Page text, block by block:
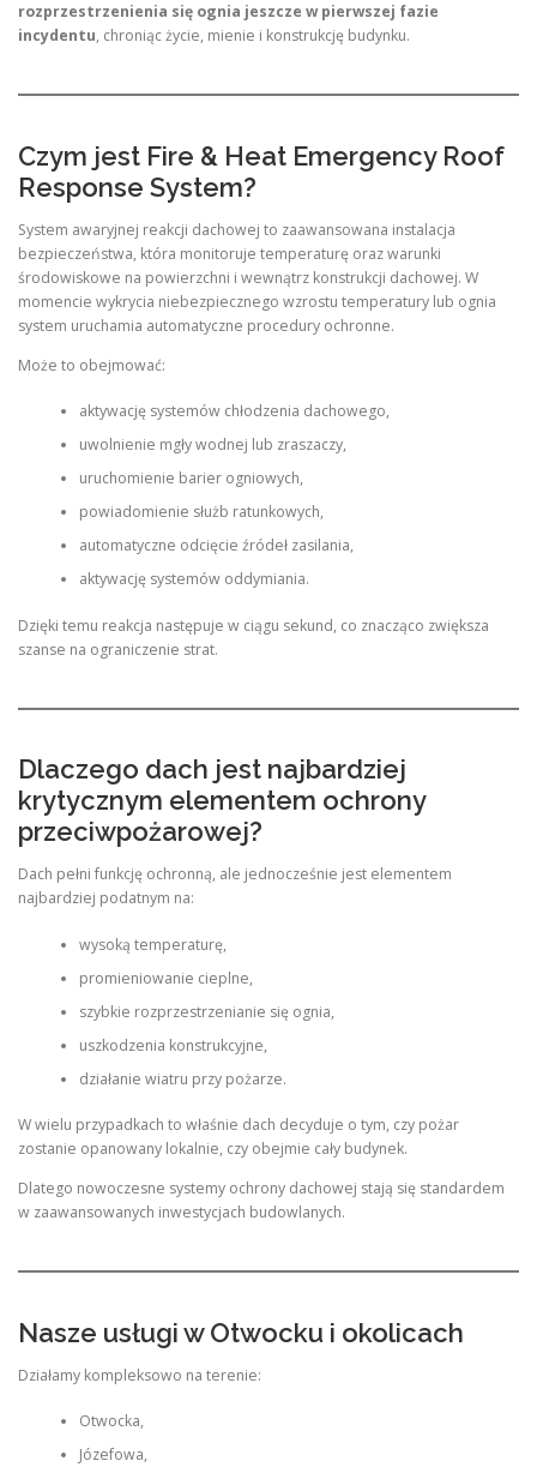
rozprzestrzenienia się ognia jeszcze w pierwszej fazie
incydentu, chroniąc życie, mienie i konstrukcję budynku.
Czym jest Fire & Heat Emergency Roof
Response System?
System awaryjnej reakcji dachowej to zaawansowana instalacja
bezpieczeństwa, która monitoruje temperaturę oraz warunki
środowiskowe na powierzchni i wewnątrz konstrukcji dachowej. W
momencie wykrycia niebezpiecznego wzrostu temperatury lub ognia
system uruchamia automatyczne procedury ochronne.
Może to obejmować:
aktywację systemów chłodzenia dachowego,
uwolnienie mgły wodnej lub zraszaczy,
uruchomienie barier ogniowych,
powiadomienie służb ratunkowych,
automatyczne odcięcie źródeł zasilania,
aktywację systemów oddymiania.
Dzięki temu reakcja następuje w ciągu sekund, co znacząco zwiększa
szanse na ograniczenie strat.
Dlaczego dach jest najbardziej
krytycznym elementem ochrony
przeciwpożarowej?
Dach pełni funkcję ochronną, ale jednocześnie jest elementem
najbardziej podatnym na:
wysoką temperaturę,
promieniowanie cieplne,
szybkie rozprzestrzenianie się ognia,
uszkodzenia konstrukcyjne,
działanie wiatru przy pożarze.
W wielu przypadkach to właśnie dach decyduje o tym, czy pożar
zostanie opanowany lokalnie, czy obejmie cały budynek.
Dlatego nowoczesne systemy ochrony dachowej stają się standardem
w zaawansowanych inwestycjach budowlanych.
Nasze usługi w Otwocku i okolicach
Działamy kompleksowo na terenie:
Otwocka,
Józefowa,